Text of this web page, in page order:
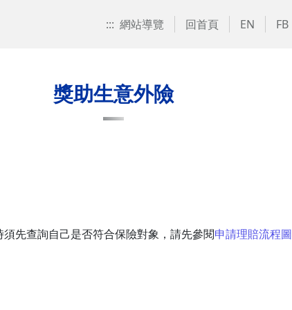
::: 網站導覽 回首頁 EN FB
獎助生意外險
先查詢自己是否符合保險對象，請先參閱申請理賠流程圖